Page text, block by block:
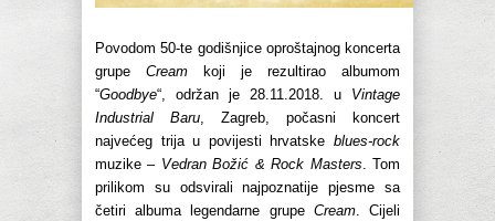
Povodom 50-te godišnjice oproštajnog koncerta
grupe Cream koji je rezultirao albumom
“Goodbye“, održan je 28.11.2018. u Vintage
Industrial Baru, Zagreb, počasni koncert
najvećeg trija u povijesti hrvatske blues-rock
muzike – Vedran Božić & Rock Masters. Tom
prilikom su odsvirali najpoznatije pjesme sa
četiri albuma legendarne grupe Cream. Cijeli